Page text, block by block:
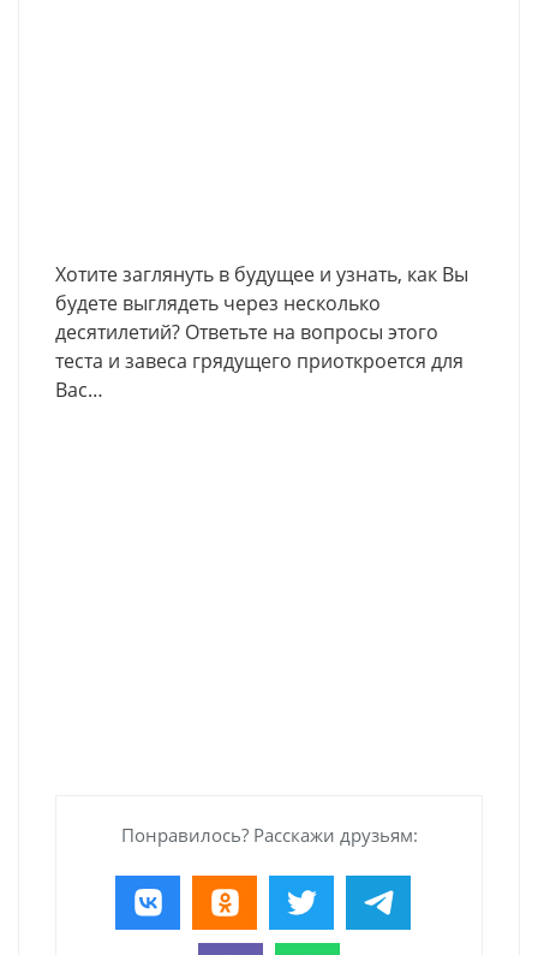
Хотите заглянуть в будущее и узнать, как Вы
будете выглядеть через несколько
десятилетий? Ответьте на вопросы этого
теста и завеса грядущего приоткроется для
Вас…
Понравилось? Расскажи друзьям: